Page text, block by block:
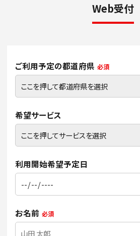
Web受付
ご利用予定の都道府県 必須
希望サービス
利用開始希望予定日
お名前 必須